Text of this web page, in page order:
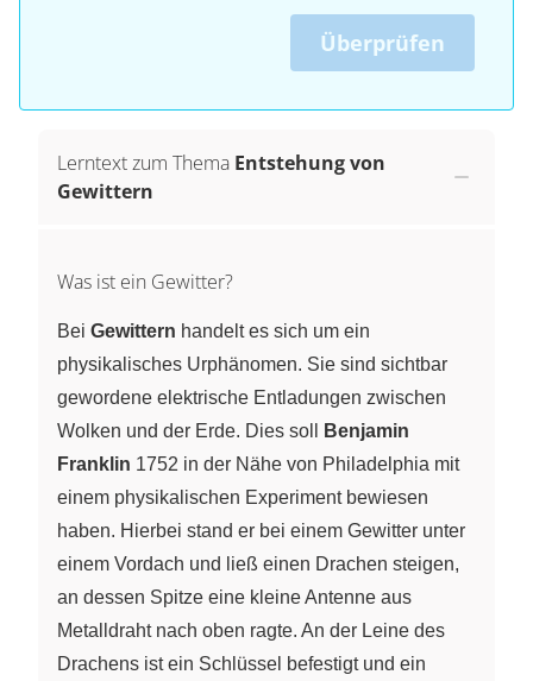
Überprüfen
Lerntext zum Thema Entstehung von
Gewittern
Was ist ein Gewitter?
Bei Gewittern handelt es sich um ein
physikalisches Urphänomen. Sie sind sichtbar
gewordene elektrische Entladungen zwischen
Wolken und der Erde. Dies soll
Benjamin
Franklin 1752 in der Nähe von Philadelphia mit
einem physikalischen Experiment bewiesen
haben. Hierbei stand er bei einem Gewitter unter
einem Vordach und ließ einen Drachen steigen,
an dessen Spitze eine kleine Antenne aus
Metalldraht nach oben ragte. An der Leine des
Drachens ist ein Schlüssel befestigt und ein